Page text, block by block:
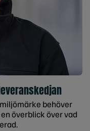
behöver
överblick över vad